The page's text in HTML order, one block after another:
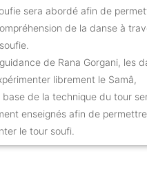
sera abordé afin de
de la danse à
de Rana Gorgani, les
librement le Samâ,
base de la technique du tour
enseignés afin de
le tour soufi.